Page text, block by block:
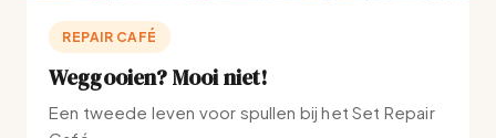
REPAIR CAFÉ
Weggooien? Mooi niet!
Een tweede leven voor spullen bij het Set Repair